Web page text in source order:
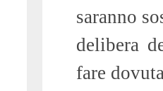
saranno
delibera
fare